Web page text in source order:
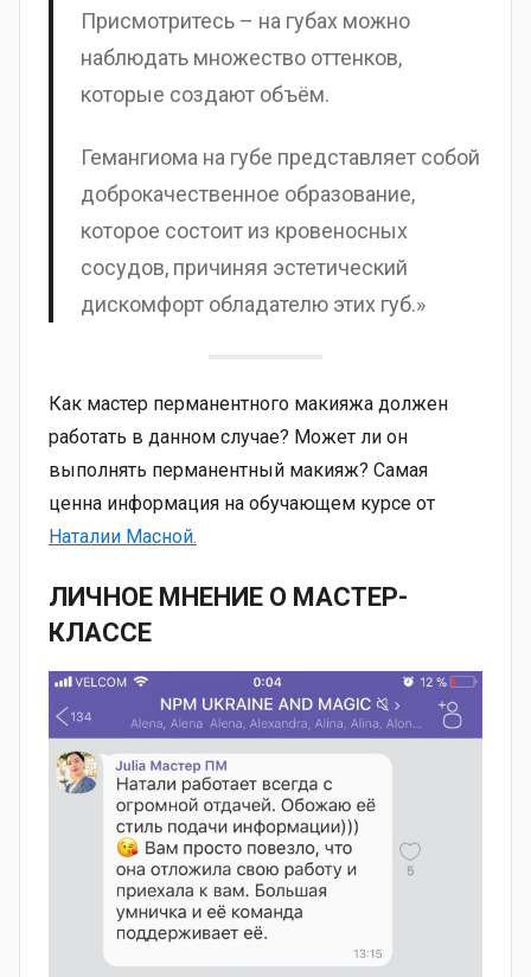
Присмотритесь – на губах можно
наблюдать множество оттенков,
которые создают объём.
Гемангиома на губе представляет собой
доброкачественное образование,
которое состоит из кровеносных
сосудов, причиняя эстетический
дискомфорт обладателю этих губ.»
Как мастер перманентного макияжа должен
работать в данном случае? Может ли он
выполнять перманентный макияж? Самая
ценна информация на обучающем курсе от
Наталии Масной.
ЛИЧНОЕ МНЕНИЕ О МАСТЕР-
КЛАССЕ